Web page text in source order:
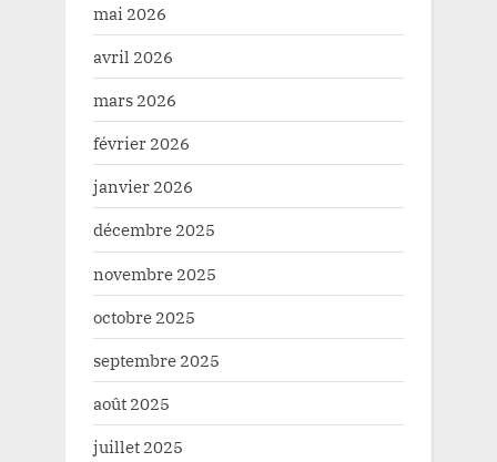
mai 2026
avril 2026
mars 2026
février 2026
janvier 2026
décembre 2025
novembre 2025
octobre 2025
septembre 2025
août 2025
juillet 2025